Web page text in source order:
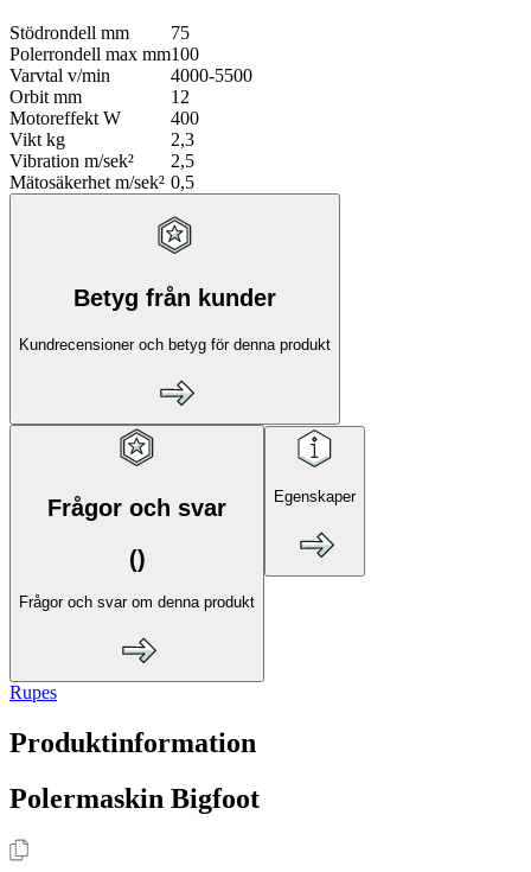
Stödrondell mm
75
Polerrondell max mm100
Varvtal v/min
4000-5500
Orbit mm
12
Motoreffekt W
400
Vikt kg
2,3
Vibration m/sek²
2,5
Mätosäkerhet m/sek² 0,5
Betyg från kunder
Kundrecensioner och betyg för denna produkt
Frågor och svar
()
Frågor och svar om denna produkt
Egenskaper
Rupes
Produktinformation
Polermaskin Bigfoot